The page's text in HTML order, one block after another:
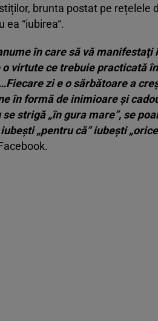
brunta postat pe rețelele
“iubirea“.
în care să vă
virtute ce trebuie practicată
zi e o sărbătoare a
în formă de inimioare şi
strigă „în gura mare”, se
„pentru că” iubeşti